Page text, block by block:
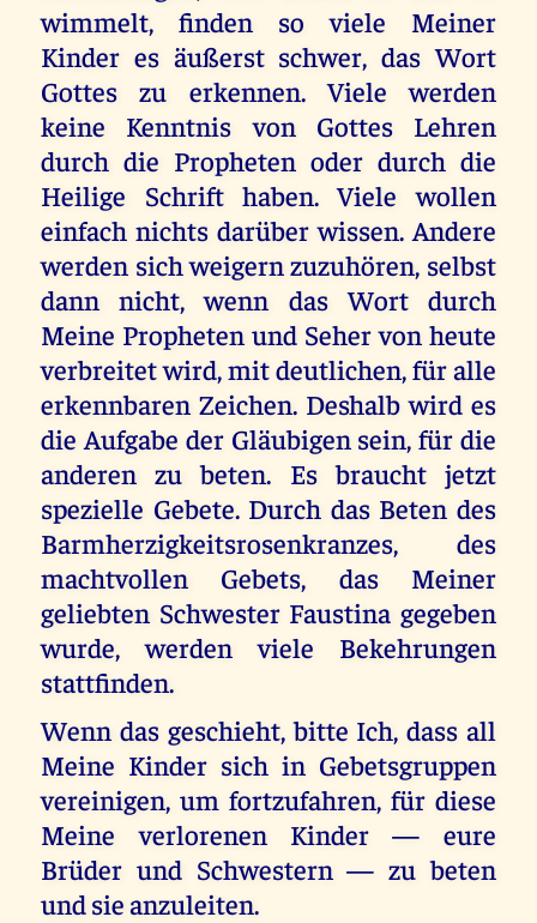
wimmelt, finden so viele Meiner
Kinder es äußerst schwer, das Wort
Gottes zu erkennen. Viele werden
keine Kenntnis von Gottes Lehren
durch die Propheten oder durch die
Heilige Schrift haben. Viele wollen
einfach nichts darüber wissen. Andere
werden sich weigern zuzuhören, selbst
dann nicht, wenn das Wort durch
Meine Propheten und Seher von heute
verbreitet wird, mit deutlichen, für alle
erkennbaren Zeichen. Deshalb wird es
die Aufgabe der Gläubigen sein, für die
anderen zu beten. Es braucht jetzt
spezielle Gebete. Durch das Beten des
Barmherzigkeitsrosenkranzes, des
machtvollen Gebets, das Meiner
geliebten Schwester Faustina gegeben
wurde, werden viele Bekehrungen
stattfinden.
Wenn das geschieht, bitte Ich, dass all
Meine Kinder sich in Gebetsgruppen
vereinigen, um fortzufahren, für diese
Meine verlorenen Kinder — eure
Brüder und Schwestern — zu beten
und sie anzuleiten.